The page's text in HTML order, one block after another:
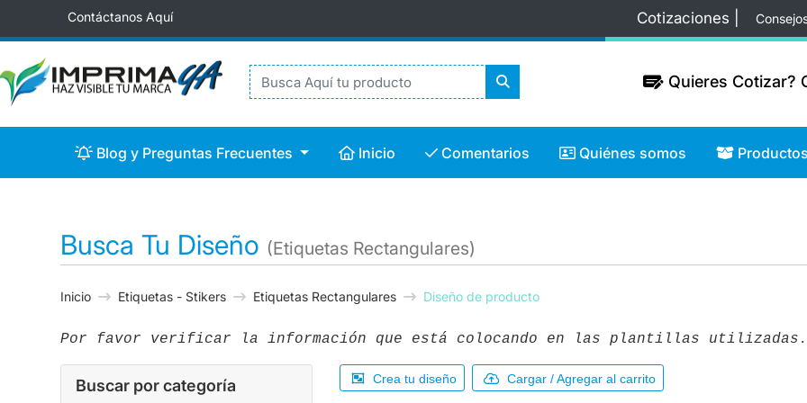
Contáctanos Aquí Cotizaciones |
Quieres Cotizar?
Quieres Cotizar?
Blog y Preguntas Frecuentes
Blog y Preguntas Frecuentes Inicio
Inicio Comentarios
Comentarios Quiénes somos
Quiénes somos Productos
Productos
Busca Tu Diseño (Etiquetas Rectangulares)
Inicio Etiquetas - Stikers Etiquetas Rectangulares Diseño de producto
Por favor verificar la información que está colocando en las plantillas utilizadas.
Buscar por categoría Crea tu diseño Cargar / Agregar al carrito